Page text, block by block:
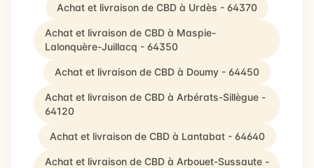
Achat et livraison de CBD à Urdès - 64370
Achat et livraison de CBD à Maspie-
Lalonquère-Juillacq - 64350
Achat et livraison de CBD à Doumy - 64450
Achat et livraison de CBD à Arbérats-Sillègue -
64120
Achat et livraison de CBD à Lantabat - 64640
Achat et livraison de CBD à Arbouet-Sussaute -